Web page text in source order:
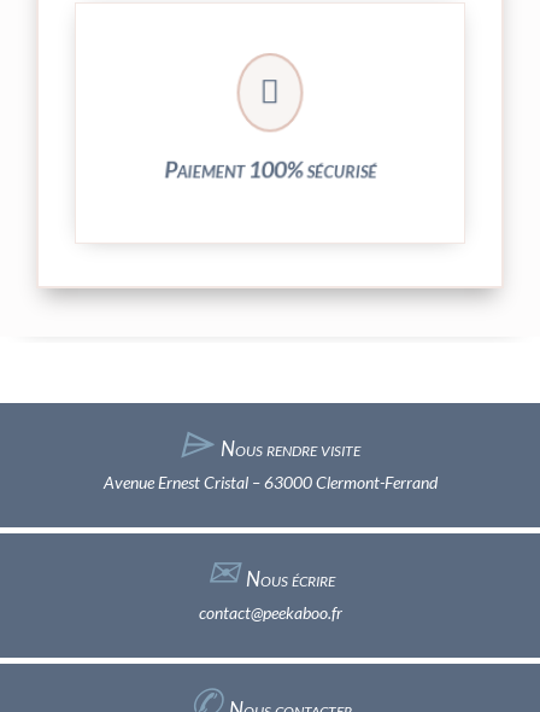

Paiement 100% sécurisé
Vos transactions par carte bancaire sont
entièrement sécurisées grâce au système
crypté de notre partenaire PayPlug.
⌲ Nous rendre visite
Avenue Ernest Cristal – 63000 Clermont-Ferrand
✉︎Nous écrire
contact@peekaboo.fr
✆